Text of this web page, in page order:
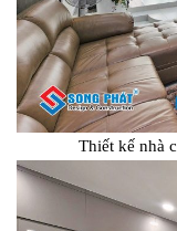
Thiết kế nhà